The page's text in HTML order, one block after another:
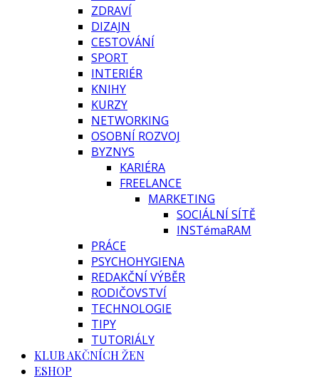
ZDRAVÍ
DIZAJN
CESTOVÁNÍ
SPORT
INTERIÉR
KNIHY
KURZY
NETWORKING
OSOBNÍ ROZVOJ
BYZNYS
KARIÉRA
FREELANCE
MARKETING
SOCIÁLNÍ SÍTĚ
INSTémaRAM
PRÁCE
PSYCHOHYGIENA
REDAKČNÍ VÝBĚR
RODIČOVSTVÍ
TECHNOLOGIE
TIPY
TUTORIÁLY
KLUB AKČNÍCH ŽEN
ESHOP